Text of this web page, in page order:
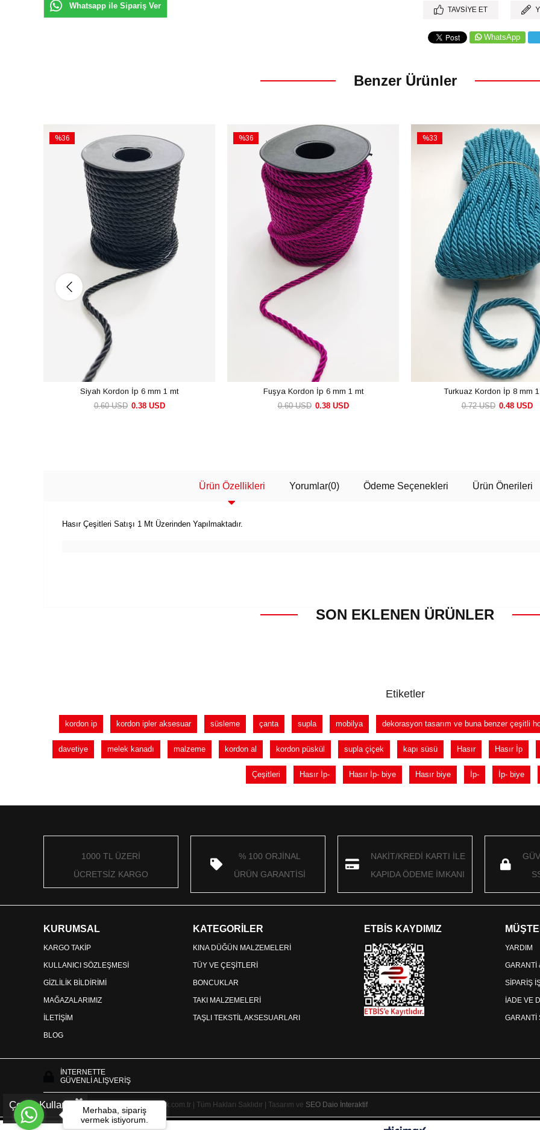
Whatsapp ile Sipariş Ver TAVSIYE ET
WhatsApp
Benzer Ürünler
%36
%36İndirim
Siyah Kordon İp 6 mm 1 mt
0.38 USD
0.60 USD
%36
%36İndirim
Fuşya Kordon İp 6 mm 1 mt
0.38 USD
0.60 USD
%33
Turkuaz Kordon İp 8 mm
0.48 USD
0.72 USD
Ürün Özellikleri Yorumlar(0) Ödeme Seçenekleri Ürün Önerileri
Hasır Çeşitleri Satışı 1 Mt Üzerinden Yapılmaktadır.
SON EKLENEN ÜRÜNLER
Etiketler
kordon ip kordon ipler aksesuar süsleme çanta supla mobilya dekorasyon tasarım ve buna benzer çeşitli
davetiye melek kanadı malzeme kordon al kordon püskül supla çiçek kapı süsü Hasır Hasır İp
Çeşitleri Hasır İp- Hasır İp- biye Hasır biye İp- İp- biye
1000 TL ÜZERİ
ÜCRETSİZ KARGO
% 100 ORJİNAL
ÜRÜN GARANTİSİ
NAKİT/KREDİ KARTI İLE
KAPIDA ÖDEME İMKANI
KURUMSAL
KARGO TAKİP
KULLANICI SÖZLEŞMESİ
GİZLİLİK BİLDİRİMİ
MAĞAZALARIMIZ
İLETİŞİM
BLOG
KATEGORİLER
KINA DÜĞÜN MALZEMELERİ
TÜY VE ÇEŞİTLERİ
BONCUKLAR
TAKI MALZEMELERİ
TAŞLI TEKSTİL AKSESUARLARI
ETBİS KAYDIMIZ
YARDIM
GARANTİ
SİPARİŞ
İADE VE
GARANTİ
İNTERNETTE
GÜVENLİ ALIŞVERİŞ
Copyright © 2025 HayalperestBoncuk.com.tr | Tüm Hakları Saklıdır | Tasarım ve SEO Daio İnteraktif
Çerez KullanımıMerhaba, sipariş
vermek istiyorum.